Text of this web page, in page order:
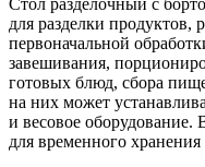
для разделки продуктов,
первоначальной
завешивания,
готовых блюд, сбора
на них может
и весовое оборудование.
для временного